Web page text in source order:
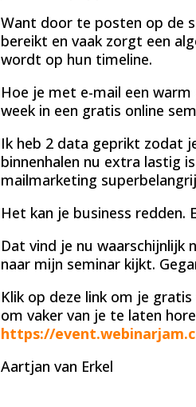
Want door te posten op de
bereikt en vaak zorgt een
wordt op hun timeline.
Hoe je met e-mail een
week in een gratis online
Ik heb 2 data geprikt zodat
binnenhalen nu extra lastig
mailmarketing
Het kan je business redden.
Dat vind je nu waarschijnlijk
naar mijn seminar kijkt.
Klik op deze link om je
om vaker van je te laten
https://
Aartjan van Erkel